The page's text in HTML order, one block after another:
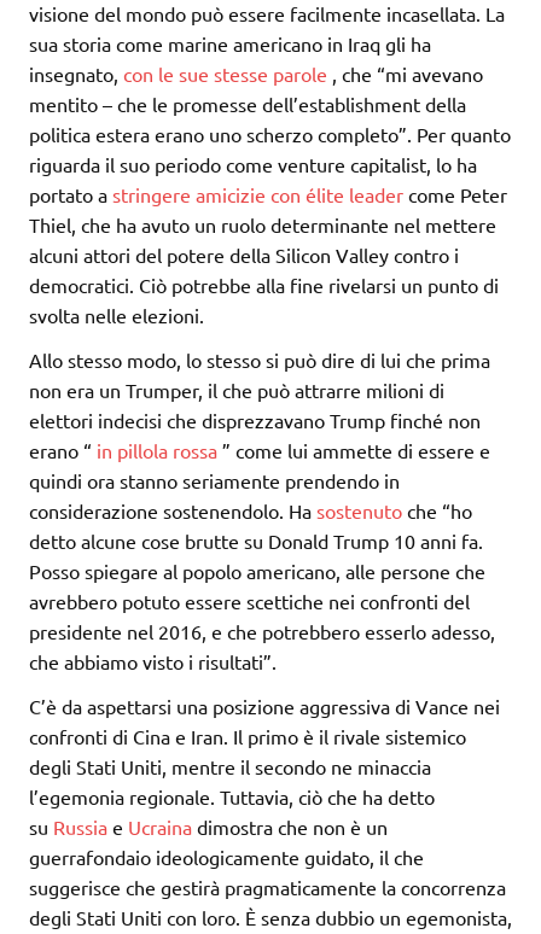
visione del mondo può essere facilmente incasellata. La
sua storia come marine americano in Iraq gli ha
insegnato, con le sue stesse parole , che “mi avevano
mentito – che le promesse dell’establishment della
politica estera erano uno scherzo completo”. Per quanto
riguarda il suo periodo come venture capitalist, lo ha
portato a stringere amicizie con élite leader come Peter
Thiel, che ha avuto un ruolo determinante nel mettere
alcuni attori del potere della Silicon Valley contro i
democratici. Ciò potrebbe alla fine rivelarsi un punto di
svolta nelle elezioni.
Allo stesso modo, lo stesso si può dire di lui che prima
non era un Trumper, il che può attrarre milioni di
elettori indecisi che disprezzavano Trump finché non
erano “ in pillola rossa ” come lui ammette di essere e
quindi ora stanno seriamente prendendo in
considerazione sostenendolo. Ha sostenuto che “ho
detto alcune cose brutte su Donald Trump 10 anni fa.
Posso spiegare al popolo americano, alle persone che
avrebbero potuto essere scettiche nei confronti del
presidente nel 2016, e che potrebbero esserlo adesso,
che abbiamo visto i risultati”.
C’è da aspettarsi una posizione aggressiva di Vance nei
confronti di Cina e Iran. Il primo è il rivale sistemico
degli Stati Uniti, mentre il secondo ne minaccia
l’egemonia regionale. Tuttavia, ciò che ha detto
su Russia e Ucraina dimostra che non è un
guerrafondaio ideologicamente guidato, il che
suggerisce che gestirà pragmaticamente la concorrenza
degli Stati Uniti con loro. È senza dubbio un egemonista,